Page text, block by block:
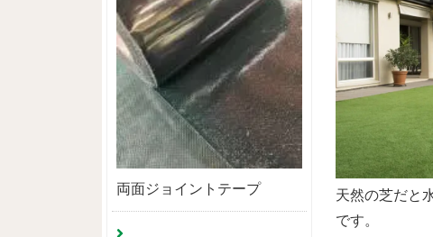
天然の芝だと
です。
両面ジョイントテープ